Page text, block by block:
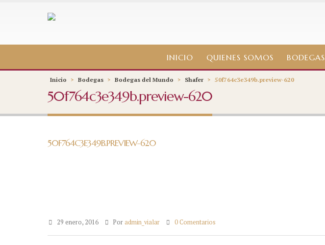
INICIO QUIENES SOMOS BODEGAS
Inicio > Bodegas > Bodegas del Mundo > Shafer > 50f764c3e349b.preview-620
50f764c3e349b.preview-620
50F764C3E349B.PREVIEW-620
29 enero, 2016 Por admin_vialar 0 Comentarios